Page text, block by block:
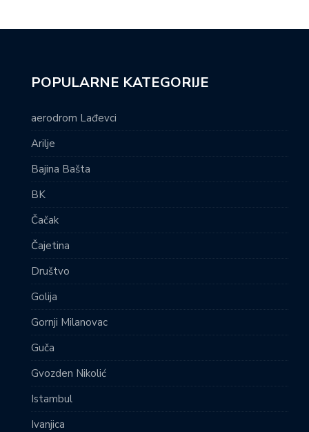
POPULARNE KATEGORIJE
aerodrom Lađevci
Arilje
Bajina Bašta
BK
Čačak
Čajetina
Društvo
Golija
Gornji Milanovac
Guča
Gvozden Nikolić
Istambul
Ivanjica